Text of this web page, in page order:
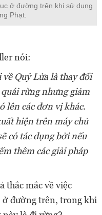
ở đường trên khi sử dụng
Phạt.
nói:
Quỷ Lửa là thay đổi
rừng nhưng giảm
lên các đơn vị khác.
hiện trên máy chủ
có tác dụng bởi nếu
thêm các giải pháp
thắc mắc về việc
ở đường trên, trong khi